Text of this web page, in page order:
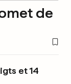
de
et 14